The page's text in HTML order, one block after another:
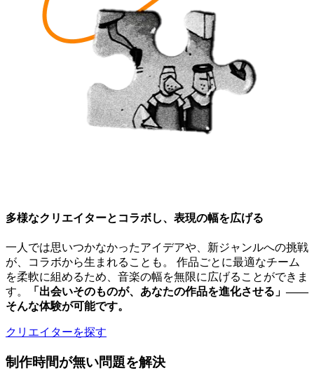
多様なクリエイターとコラボし、表現の幅を広げる
一人では思いつかなかったアイデアや、新ジャンルへの挑戦
が、コラボから生まれることも。 作品ごとに最適なチーム
を柔軟に組めるため、音楽の幅を無限に広げることができま
す。
「出会いそのものが、あなたの作品を進化させる」――
そんな体験が可能です。
クリエイターを探す
制作時間が無い問題を解決